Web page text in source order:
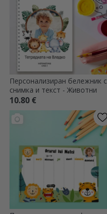
Персонализиран бележник с
снимка и текст - Животни
10.80 €